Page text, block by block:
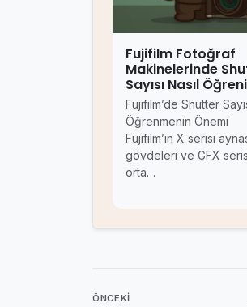
Fujifilm Fotoğraf
Makinelerinde
Sayısı Nasıl
Fujifilm’de Shutter
Öğrenmenin Önemi
Fujifilm’in X serisi
gövdeleri ve GFX
orta…
ÖNCEKI